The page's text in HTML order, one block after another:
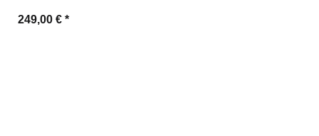
249,00 € *